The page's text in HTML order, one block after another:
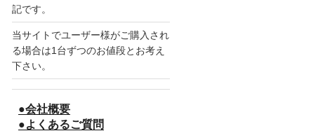
記です。
当サイトでユーザー様がご購入され
る場合は1台ずつのお値段とお考え
下さい。
●会社概要
●よくあるご質問